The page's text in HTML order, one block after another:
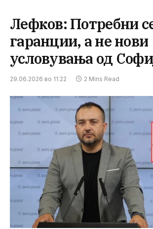
Лефков: Потребни
гаранции, а не нови
условувања од
29.06.2026 во 11:22 2 Mins Read